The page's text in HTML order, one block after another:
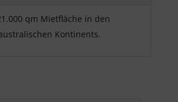
qm Mietfläche in den
Kontinents.